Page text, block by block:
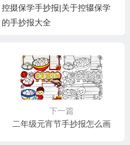
控掇保学手抄报|关于控辍保学
的手抄报大全
下一篇
二年级元宵节手抄报怎么画